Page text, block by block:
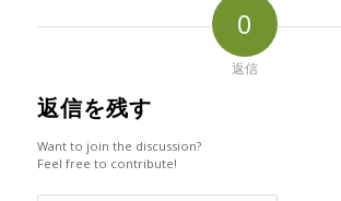
0
返信
返信を残す
Want to join the discussion?
Feel free to contribute!